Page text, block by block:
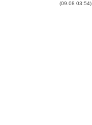
(09.08 03:54)